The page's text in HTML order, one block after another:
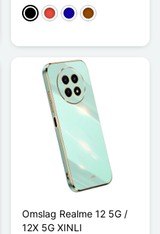
ZwartRoodDonkerblauw
Bruin
Omslag Realme 12 5G /
12X 5G XINLI